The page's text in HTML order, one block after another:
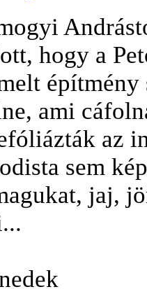
hogy a
ami
az
sem
jaj,